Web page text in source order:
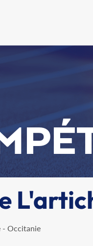
- Occitanie